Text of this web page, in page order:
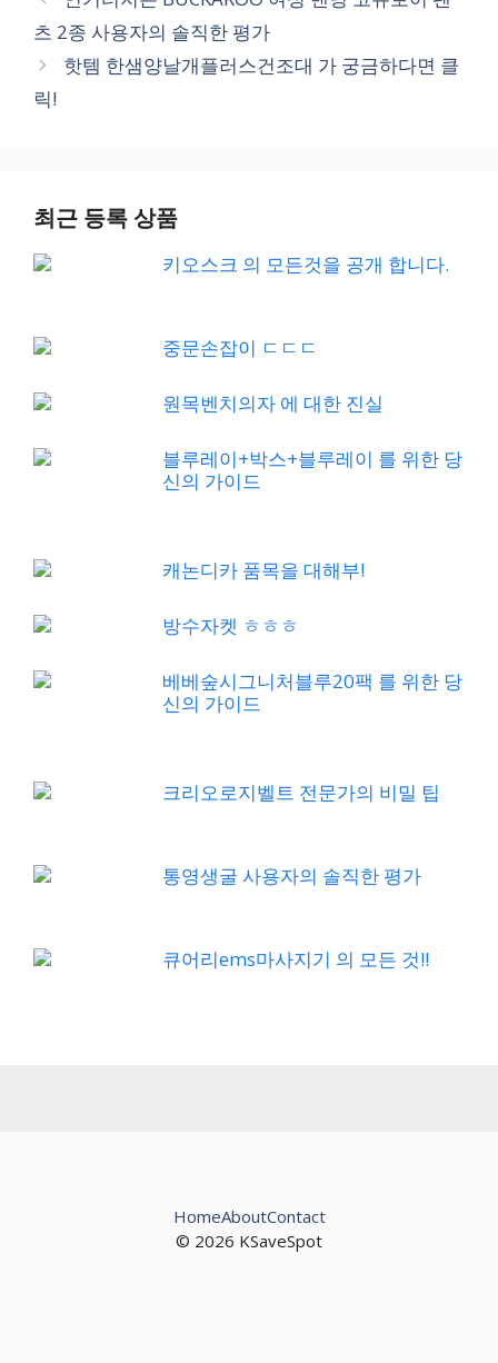
츠 2종 사용자의 솔직한 평가
핫템 한샘양날개플러스건조대 가 궁금하다면 클
릭!
최근 등록 상품
키오스크 의 모든것을 공개 합니다.
중문손잡이 ㄷㄷㄷ
원목벤치의자 에 대한 진실
블루레이+박스+블루레이 를 위한 당
신의 가이드
캐논디카 품목을 대해부!
방수자켓 ㅎㅎㅎ
베베숲시그니처블루20팩 를 위한 당
신의 가이드
크리오로지벨트 전문가의 비밀 팁
통영생굴 사용자의 솔직한 평가
큐어리ems마사지기 의 모든 것!!
© 2026 KSaveSpot
HomeAboutContact